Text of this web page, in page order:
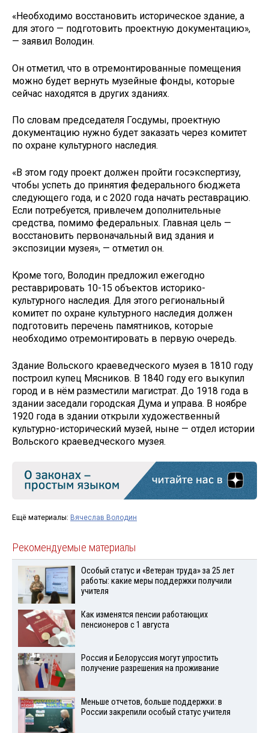
«Необходимо восстановить историческое здание, а
для этого — подготовить проектную документацию»,
— заявил Володин.
Он отметил, что в отремонтированные помещения
можно будет вернуть музейные фонды, которые
сейчас находятся в других зданиях.
По словам председателя Госдумы, проектную
документацию нужно будет заказать через комитет
по охране культурного наследия.
«В этом году проект должен пройти госэкспертизу,
чтобы успеть до принятия федерального бюджета
следующего года, и с 2020 года начать реставрацию.
Если потребуется, привлечем дополнительные
средства, помимо федеральных. Главная цель —
восстановить первоначальный вид здания и
экспозиции музея», — отметил он.
Кроме того, Володин предложил ежегодно
реставрировать 10-15 объектов историко-
культурного наследия. Для этого региональный
комитет по охране культурного наследия должен
подготовить перечень памятников, которые
необходимо отремонтировать в первую очередь.
Здание Вольского краеведческого музея в 1810 году
построил купец Мясников. В 1840 году его выкупил
город и в нём разместили магистрат. До 1918 года в
здании заседали городская Дума и управа. В ноябре
1920 года в здании открыли художественный
культурно-исторический музей, ныне — отдел истории
Вольского краеведческого музея.
Ещё материалы: Вячеслав Володин
Рекомендуемые материалы
Особый статус и «Ветеран труда» за 25 лет
работы: какие меры поддержки получили
учителя
Как изменятся пенсии работающих
пенсионеров с 1 августа
Россия и Белоруссия могут упростить
получение разрешения на проживание
Меньше отчетов, больше поддержки: в
России закрепили особый статус учителя